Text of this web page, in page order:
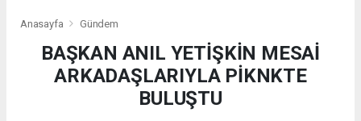
Anasayfa Gündem
BAŞKAN ANIL YETİŞKİN MESAİ
ARKADAŞLARIYLA PİKNKTE
BULUŞTU